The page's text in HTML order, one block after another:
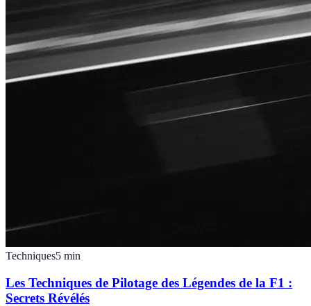
Techniques5 min
Les Techniques de Pilotage des Légendes de la F1 :
Secrets Révélés